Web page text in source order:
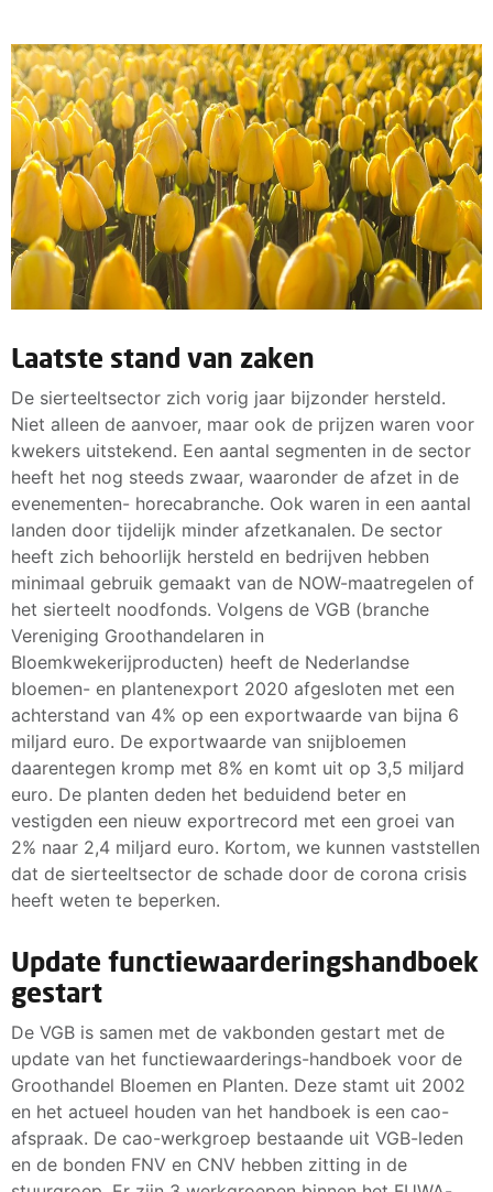
Laatste stand van zaken
De sierteeltsector zich vorig jaar bijzonder hersteld.
Niet alleen de aanvoer, maar ook de prijzen waren voor
kwekers uitstekend. Een aantal segmenten in de sector
heeft het nog steeds zwaar, waaronder de afzet in de
evenementen- horecabranche. Ook waren in een aantal
landen door tijdelijk minder afzetkanalen. De sector
heeft zich behoorlijk hersteld en bedrijven hebben
minimaal gebruik gemaakt van de NOW-maatregelen of
het sierteelt noodfonds. Volgens de VGB (branche
Vereniging Groothandelaren in
Bloemkwekerijproducten) heeft de Nederlandse
bloemen- en plantenexport 2020 afgesloten met een
achterstand van 4% op een exportwaarde van bijna 6
miljard euro. De exportwaarde van snijbloemen
daarentegen kromp met 8% en komt uit op 3,5 miljard
euro. De planten deden het beduidend beter en
vestigden een nieuw exportrecord met een groei van
2% naar 2,4 miljard euro. Kortom, we kunnen vaststellen
dat de sierteeltsector de schade door de corona crisis
heeft weten te beperken.
Update functiewaarderingshandboek
gestart
De VGB is samen met de vakbonden gestart met de
update van het functiewaarderings-handboek voor de
Groothandel Bloemen en Planten. Deze stamt uit 2002
en het actueel houden van het handboek is een cao-
afspraak. De cao-werkgroep bestaande uit VGB-leden
en de bonden FNV en CNV hebben zitting in de